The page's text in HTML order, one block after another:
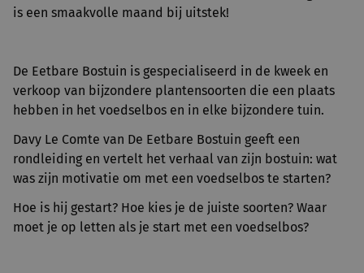
is een smaakvolle maand bij uitstek!
De Eetbare Bostuin is gespecialiseerd in de kweek en
verkoop van bijzondere plantensoorten die een plaats
hebben in het voedselbos en in elke bijzondere tuin.
Davy Le Comte van De Eetbare Bostuin geeft een
rondleiding en vertelt het verhaal van zijn bostuin: wat
was zijn motivatie om met een voedselbos te starten?
Hoe is hij gestart? Hoe kies je de juiste soorten? Waar
moet je op letten als je start met een voedselbos?